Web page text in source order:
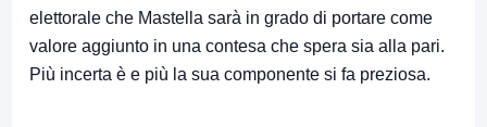
elettorale che Mastella sarà in grado di portare come
valore aggiunto in una contesa che spera sia alla pari.
Più incerta è e più la sua componente si fa preziosa.